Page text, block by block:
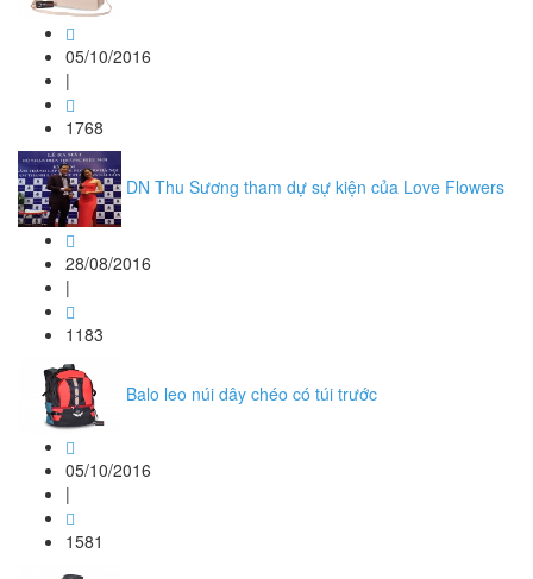
05/10/2016
|
1768
DN Thu Sương tham dự sự kiện của Love Flowers
28/08/2016
|
1183
Balo leo núi dây chéo có túi trước
05/10/2016
|
1581